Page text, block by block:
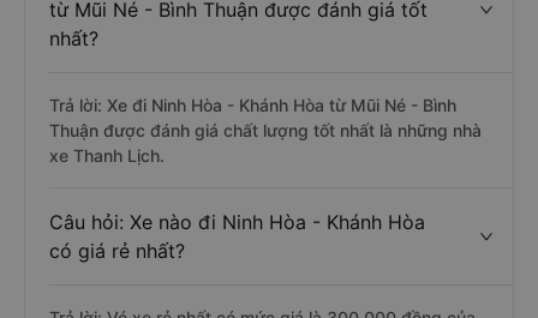
từ Mũi Né - Bình Thuận được đánh giá tốt
nhất?
Trả lời: Xe đi Ninh Hòa - Khánh Hòa từ Mũi Né - Bình
Thuận được đánh giá chất lượng tốt nhất là những nhà
xe Thanh Lịch.
Câu hỏi: Xe nào đi Ninh Hòa - Khánh Hòa
có giá rẻ nhất?